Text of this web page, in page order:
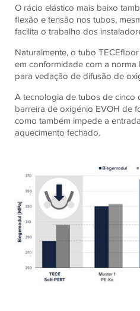
O rácio elástico mais baixo
flexão e tensão nos tubos,
facilita o trabalho dos
Naturalmente, o tubo
em conformidade com a
para vedação de difusão de
A tecnologia de tubos de cinco
barreira de oxigénio EVOH de
como também impede a
aquecimento fechado.